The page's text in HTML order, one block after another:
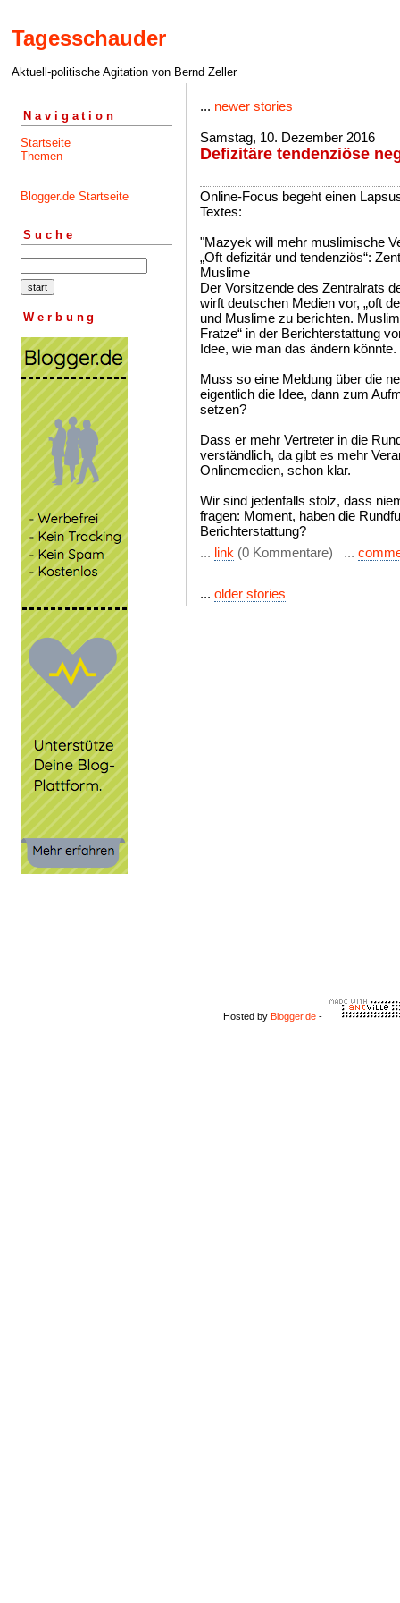
Tagesschauder
Aktuell-politische Agitation von Bernd Zeller
Navigation
Startseite
Themen
Blogger.de Startseite
Suche
Werbung
... newer stories
Samstag, 10. Dezember 2016
Defizitäre tendenziöse
Online-Focus begeht einen
Textes:
"Mazyek will mehr muslimische
„Oft defizitär und tendenziös“:
Muslime
Der Vorsitzende des Zentralrats
wirft deutschen Medien vor, „oft
und Muslime zu berichten.
Fratze“ in der Berichterstattung
Idee, wie man das ändern könnte.
Muss so eine Meldung über die
eigentlich die Idee, dann zum
setzen?
Dass er mehr Vertreter in die
verständlich, da gibt es mehr
Onlinemedien, schon klar.
Wir sind jedenfalls stolz, dass
fragen: Moment, haben die
Berichterstattung?
... link (0 Kommentare) ...
... older stories
Hosted by Blogger.de -